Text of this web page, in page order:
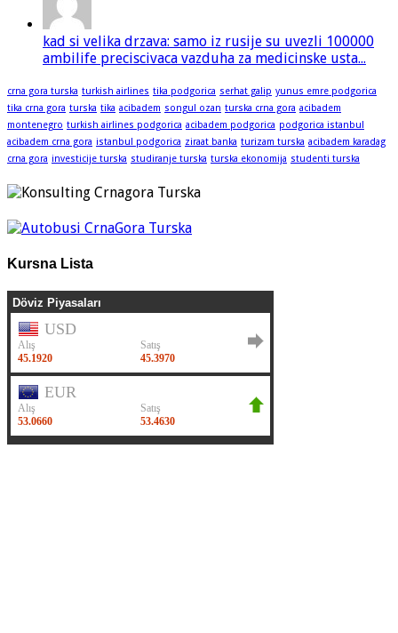
kad si velika drzava: samo iz rusije su uvezli 100000
ambilife preciscivaca vazduha za medicinske usta...
crna gora turska turkish airlines tika podgorica serhat galip yunus emre podgorica
tika crna gora turska tika acibadem songul ozan turska crna gora acibadem
montenegro turkish airlines podgorica acibadem podgorica podgorica istanbul
acibadem crna gora istanbul podgorica ziraat banka turizam turska acibadem karadag
crna gora investicije turska studiranje turska turska ekonomija studenti turska
Kursna Lista